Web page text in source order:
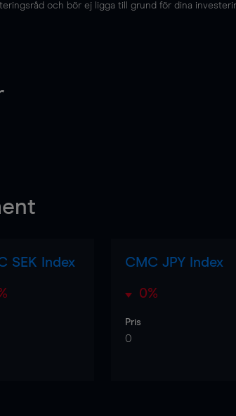
och bör ej ligga till grund för dina
SEK Index CMC JPY Index
0%
Pris
0